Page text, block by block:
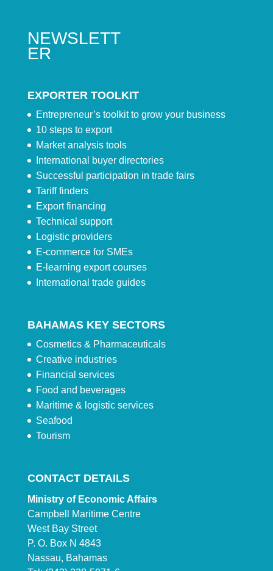
NEWSLETT
ER
EXPORTER TOOLKIT
Entrepreneur’s toolkit to grow your business
10 steps to export
Market analysis tools
International buyer directories
Successful participation in trade fairs
Tariff finders
Export financing
Technical support
Logistic providers
E-commerce for SMEs
E-learning export courses
International trade guides
BAHAMAS KEY SECTORS
Cosmetics & Pharmaceuticals
Creative industries
Financial services
Food and beverages
Maritime & logistic services
Seafood
Tourism
CONTACT DETAILS
Ministry of Economic Affairs
Campbell Maritime Centre
West Bay Street
P. O. Box N 4843
Nassau, Bahamas